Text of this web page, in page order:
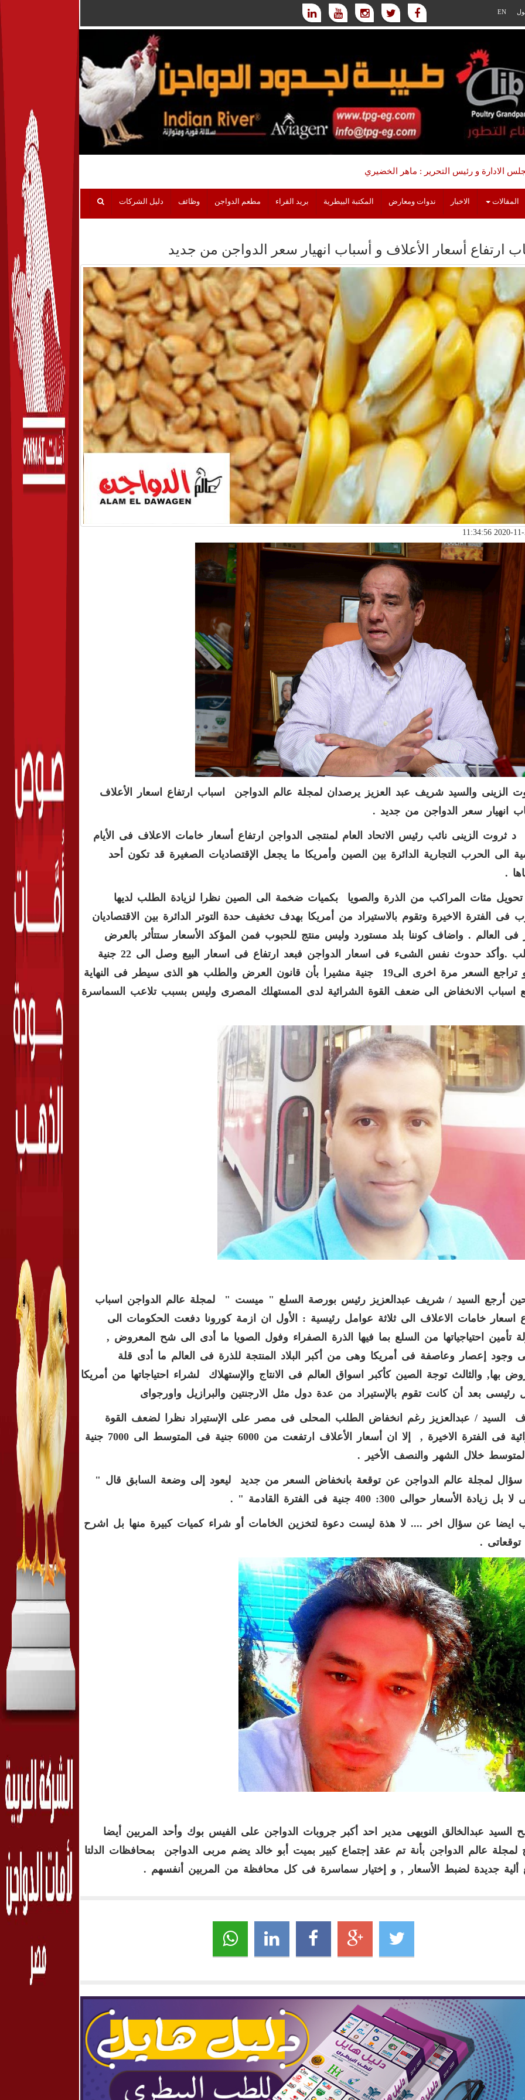
EN
الادارة و رئيس التحرير : ماهر الخضيري
المقالات الاخبار ندوات ومعارض المكتبة البيطرية بريد القراء مطعم الدواجن وظائف دليل الشركات
ارتفاع أسعار الأعلاف و أسباب انهيار سعر الدواجن من جديد
الزينى والسيد شريف عبد العزيز يرصدان لمجلة عالم الدواجن اسباب ارتفاع اسعار الأعلاف
انهيار سعر الدواجن من جديد .
د ثروت الزينى نائب رئيس الاتحاد العام لمنتجى الدواجن ارتفاع أسعار خامات الاعلاف فى الأيام
الى الحرب التجارية الدائرة بين الصين وأمريكا ما يجعل الإقتصاديات الصغيرة قد تكون أحد
.
تحويل مئات المراكب من الذرة والصويا بكميات ضخمة الى الصين نظرا لزيادة الطلب لديها
فى الفترة الاخيرة وتقوم بالاستيراد من أمريكا بهدف تخفيف حدة التوتر الدائرة بين الاقتصاديان
فى العالم . واضاف كوننا بلد مستورد وليس منتج للحبوب فمن المؤكد الأسعار ستتأثر بالعرض
والطلب .وأكد حدوث نفس الشىء فى اسعار الدواجن فبعد ارتفاع فى اسعار البيع وصل الى 22 جنية
للكيلو تراجع السعر مرة اخرى الى19 جنية مشيرا بأن قانون العرض والطلب هو الذى سيطر فى النهاية
اسباب الانخفاض الى ضعف القوة الشرائية لدى المستهلك المصرى وليس بسبب تلاعب السماسرة
أرجع السيد / شريف عبدالعزيز رئيس بورصة السلع " ميست " لمجلة عالم الدواجن اسباب
اسعار خامات الاعلاف الى ثلاثة عوامل رئيسية : الأول ان ازمة كورونا دفعت الحكومات الى
تأمين احتياجياتها من السلع بما فيها الذرة الصفراء وفول الصويا ما أدى الى شح المعروض ,
وجود إعصار وعاصفة فى أمريكا وهى من أكبر البلاد المنتجة للذرة فى العالم ما أدى قلة
بها, والثالث توجة الصين كأكبر اسواق العالم فى الانتاج والإستهلاك لشراء احتياجاتها من أمريكا
رئيسى بعد أن كانت تقوم بالإستيراد من عدة دول مثل الارجنتين والبرازيل واورجواى
السيد / عبدالعزيز رغم انخفاض الطلب المحلى فى مصر على الإستيراد نظرا لضعف القوة
الشرائية فى الفترة الاخيرة , إلا ان أسعار الأعلاف ارتفعت من 6000 جنية فى المتوسط الى 7000 جنية
خلال الشهر والنصف الأخير .
لمجلة عالم الدواجن عن توقعة بانخفاض السعر من جديد ليعود إلى وضعة السابق قال "
زيادة الأسعار حوالى 300: 400 جنية فى الفترة القادمة " .
ايضا عن سؤال اخر .... لا هذة ليست دعوة لتخزين الخامات أو شراء كميات كبيرة منها بل اشرح
.
السيد عبدالخالق النويهى مدير احد أكبر جروبات الدواجن على الفيس بوك وأحد المربين أيضا
لمجلة عالم الدواجن بأنة تم عقد إجتماع كبير بميت أبو خالد يضم مربى الدواجن بمحافظات الدلتا
ألية جديدة لضبط الأسعار , و إختيار سماسرة فى كل محافظة من المربين أنفسهم .